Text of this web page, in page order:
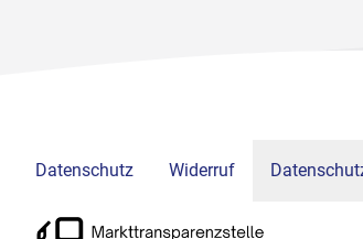
Datenschutz Widerruf